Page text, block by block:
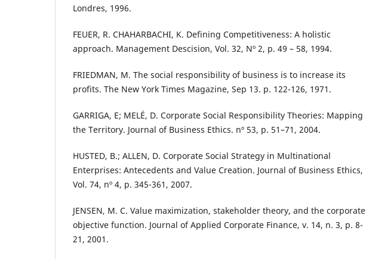
Londres, 1996.
FEUER, R. CHAHARBACHI, K. Defining Competitiveness: A holistic
approach. Management Descision, Vol. 32, Nº 2, p. 49 – 58, 1994.
FRIEDMAN, M. The social responsibility of business is to increase its
profits. The New York Times Magazine, Sep 13. p. 122-126, 1971.
GARRIGA, E; MELÉ, D. Corporate Social Responsibility Theories: Mapping
the Territory. Journal of Business Ethics. nº 53, p. 51–71, 2004.
HUSTED, B.; ALLEN, D. Corporate Social Strategy in Multinational
Enterprises: Antecedents and Value Creation. Journal of Business Ethics,
Vol. 74, nº 4, p. 345-361, 2007.
JENSEN, M. C. Value maximization, stakeholder theory, and the corporate
objective function. Journal of Applied Corporate Finance, v. 14, n. 3, p. 8-
21, 2001.